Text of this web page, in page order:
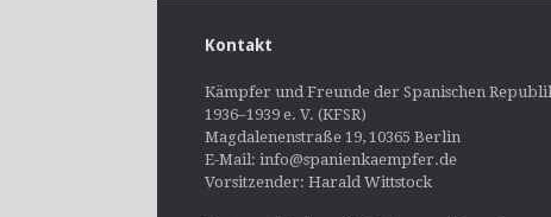
Kontakt
Kämpfer und Freunde der Spanischen
1936–1939 e. V. (KFSR)
Magdalenenstraße 19, 10365 Berlin
E-Mail: info@spanienkaempfer.de
Vorsitzender: Harald Wittstock